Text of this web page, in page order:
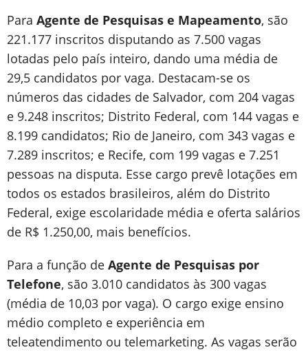
Para Agente de Pesquisas e Mapeamento, são
221.177 inscritos disputando as 7.500 vagas
lotadas pelo país inteiro, dando uma média de
29,5 candidatos por vaga. Destacam-se os
números das cidades de Salvador, com 204 vagas
e 9.248 inscritos; Distrito Federal, com 144 vagas e
8.199 candidatos; Rio de Janeiro, com 343 vagas e
7.289 inscritos; e Recife, com 199 vagas e 7.251
pessoas na disputa. Esse cargo prevê lotações em
todos os estados brasileiros, além do Distrito
Federal, exige escolaridade média e oferta salários
de R$ 1.250,00, mais benefícios.
Para a função de Agente de Pesquisas por
Telefone, são 3.010 candidatos às 300 vagas
(média de 10,03 por vaga). O cargo exige ensino
médio completo e experiência em
teleatendimento ou telemarketing. As vagas serão